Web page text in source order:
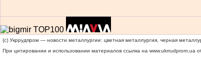
(c) Укррудпром — новости металлургии: цветная металлургия, черная
При цитировании и использовании материалов ссылка на www.ukrrudprom.ua